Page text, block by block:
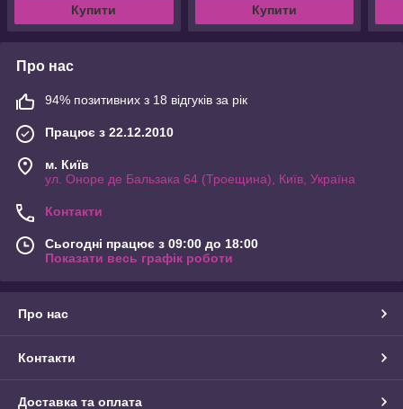
Купити Купити
Про нас
94% позитивних з 18 відгуків за рік
Працює з 22.12.2010
м. Київ
ул. Оноре де Бальзака 64 (Троещина), Київ, Україна
Контакти
Сьогодні працює з 09:00 до 18:00
Показати весь графік роботи
Про нас
Контакти
Доставка та оплата